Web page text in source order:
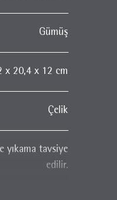
Gümüş
x 20,4 x 12 cm
Çelik
yıkama tavsiye
edilir.